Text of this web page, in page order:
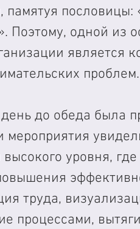
памятуя
Поэтому, одной из
является
проблем.
до обеда была
мероприятия
уровня,
труда,
процессами,